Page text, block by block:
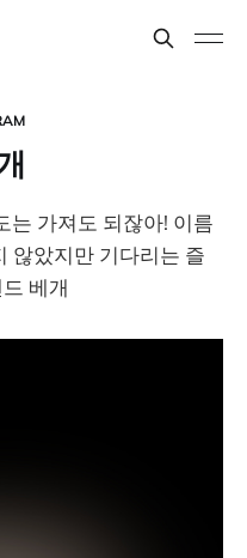
는 가져도 되잖아! 이름
않았지만 기다리는 즐
베개